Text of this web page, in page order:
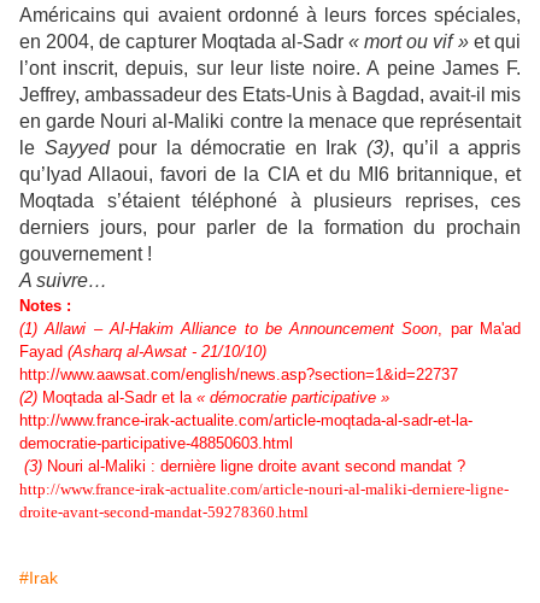
Américains qui avaient ordonné à leurs forces spéciales,
en 2004, de capturer Moqtada al-Sadr « mort ou vif »et qui
l’ont inscrit, depuis, sur leur liste noire. A peine James F.
Jeffrey, ambassadeur des Etats-Unis à Bagdad, avait-il mis
en garde Nouri al-Maliki contre la menace que représentait
le Sayyedpour la démocratie en Irak (3), qu’il a appris
qu’Iyad Allaoui, favori de la CIA et du MI6 britannique, et
Moqtada s’étaient téléphoné à plusieurs reprises, ces
derniers jours, pour parler de la formation du prochain
gouvernement !
A suivre…
Notes :
(1) Allawi – Al-Hakim Alliance to be Announcement Soon, par Ma'ad
Fayad (Asharq al-Awsat - 21/10/10)
http://www.aawsat.com/english/news.asp?section=1&id=22737
(2) Moqtada al-Sadr et la « démocratie participative »
http://www.france-irak-actualite.com/article-moqtada-al-sadr-et-la-
democratie-participative-48850603.html
(3) Nouri al-Maliki : dernière ligne droite avant second mandat ?
http://www.france-irak-actualite.com/article-nouri-al-maliki-derniere-ligne-
droite-avant-second-mandat-59278360.html
#Irak